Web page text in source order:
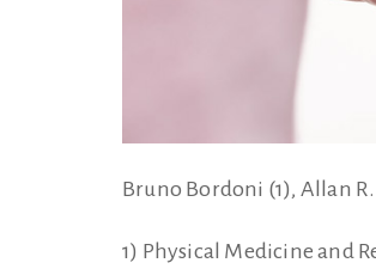
Bruno Bordoni (1), Allan R.
1) Physical Medicine and